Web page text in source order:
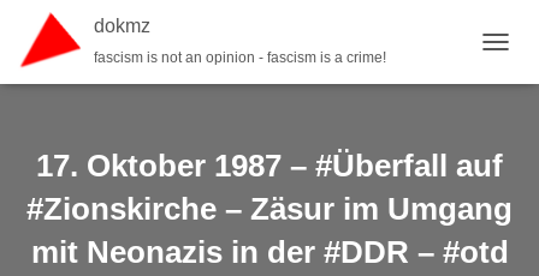
dokmz
fascism is not an opinion - fascism is a crime!
17. Oktober 1987 – #Überfall auf
#Zionskirche – Zäsur im Umgang
mit Neonazis in der #DDR – #otd